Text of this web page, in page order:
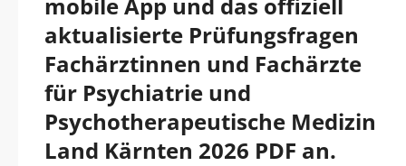
aktualisierte Prüfungsfragen
Fachärztinnen und Fachärzte
für Psychiatrie und
Psychotherapeutische Medizin
Land Kärnten 2026 PDF an.